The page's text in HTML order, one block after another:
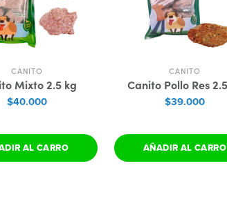
CANITO
Mixto 2.5 kg
$40.000
AL CARRO
CANITO
Canito Pollo Res
$39.000
AÑADIR AL CARRO